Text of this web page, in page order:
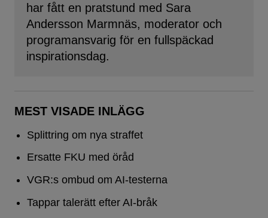
har fått en pratstund med Sara
Andersson Marmnäs, moderator och
programansvarig för en fullspäckad
inspirationsdag.
MEST VISADE INLÄGG
Splittring om nya straffet
Ersatte FKU med öråd
VGR:s ombud om AI-testerna
Tappar talerätt efter AI-bråk